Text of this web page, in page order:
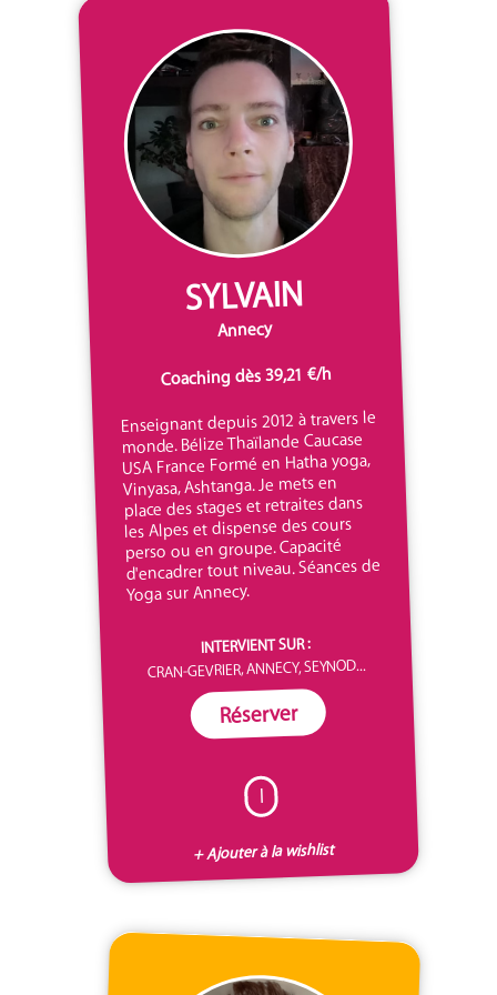
SYLVAIN
Annecy
Coaching dès 39,21 €/h
Enseignant depuis 2012 à travers le
monde. Bélize Thaïlande Caucase
USA France Formé en Hatha yoga,
Vinyasa, Ashtanga. Je mets en
place des stages et retraites dans
les Alpes et dispense des cours
perso ou en groupe. Capacité
d'encadrer tout niveau. Séances de
Yoga sur Annecy.
INTERVIENT SUR :
CRAN-GEVRIER, ANNECY, SEYNOD...
Réserver
I
+ Ajouter à la wishlist